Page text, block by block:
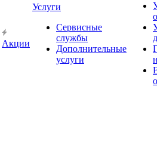
Акции
Услуги
Сервисные
службы
Дополнительные
услуги